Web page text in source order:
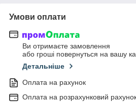
Умови оплати
Ви отримаєте замовлення
або гроші повернуться на вашу
Детальніше
Оплата на рахунок
Оплата на розрахунковий